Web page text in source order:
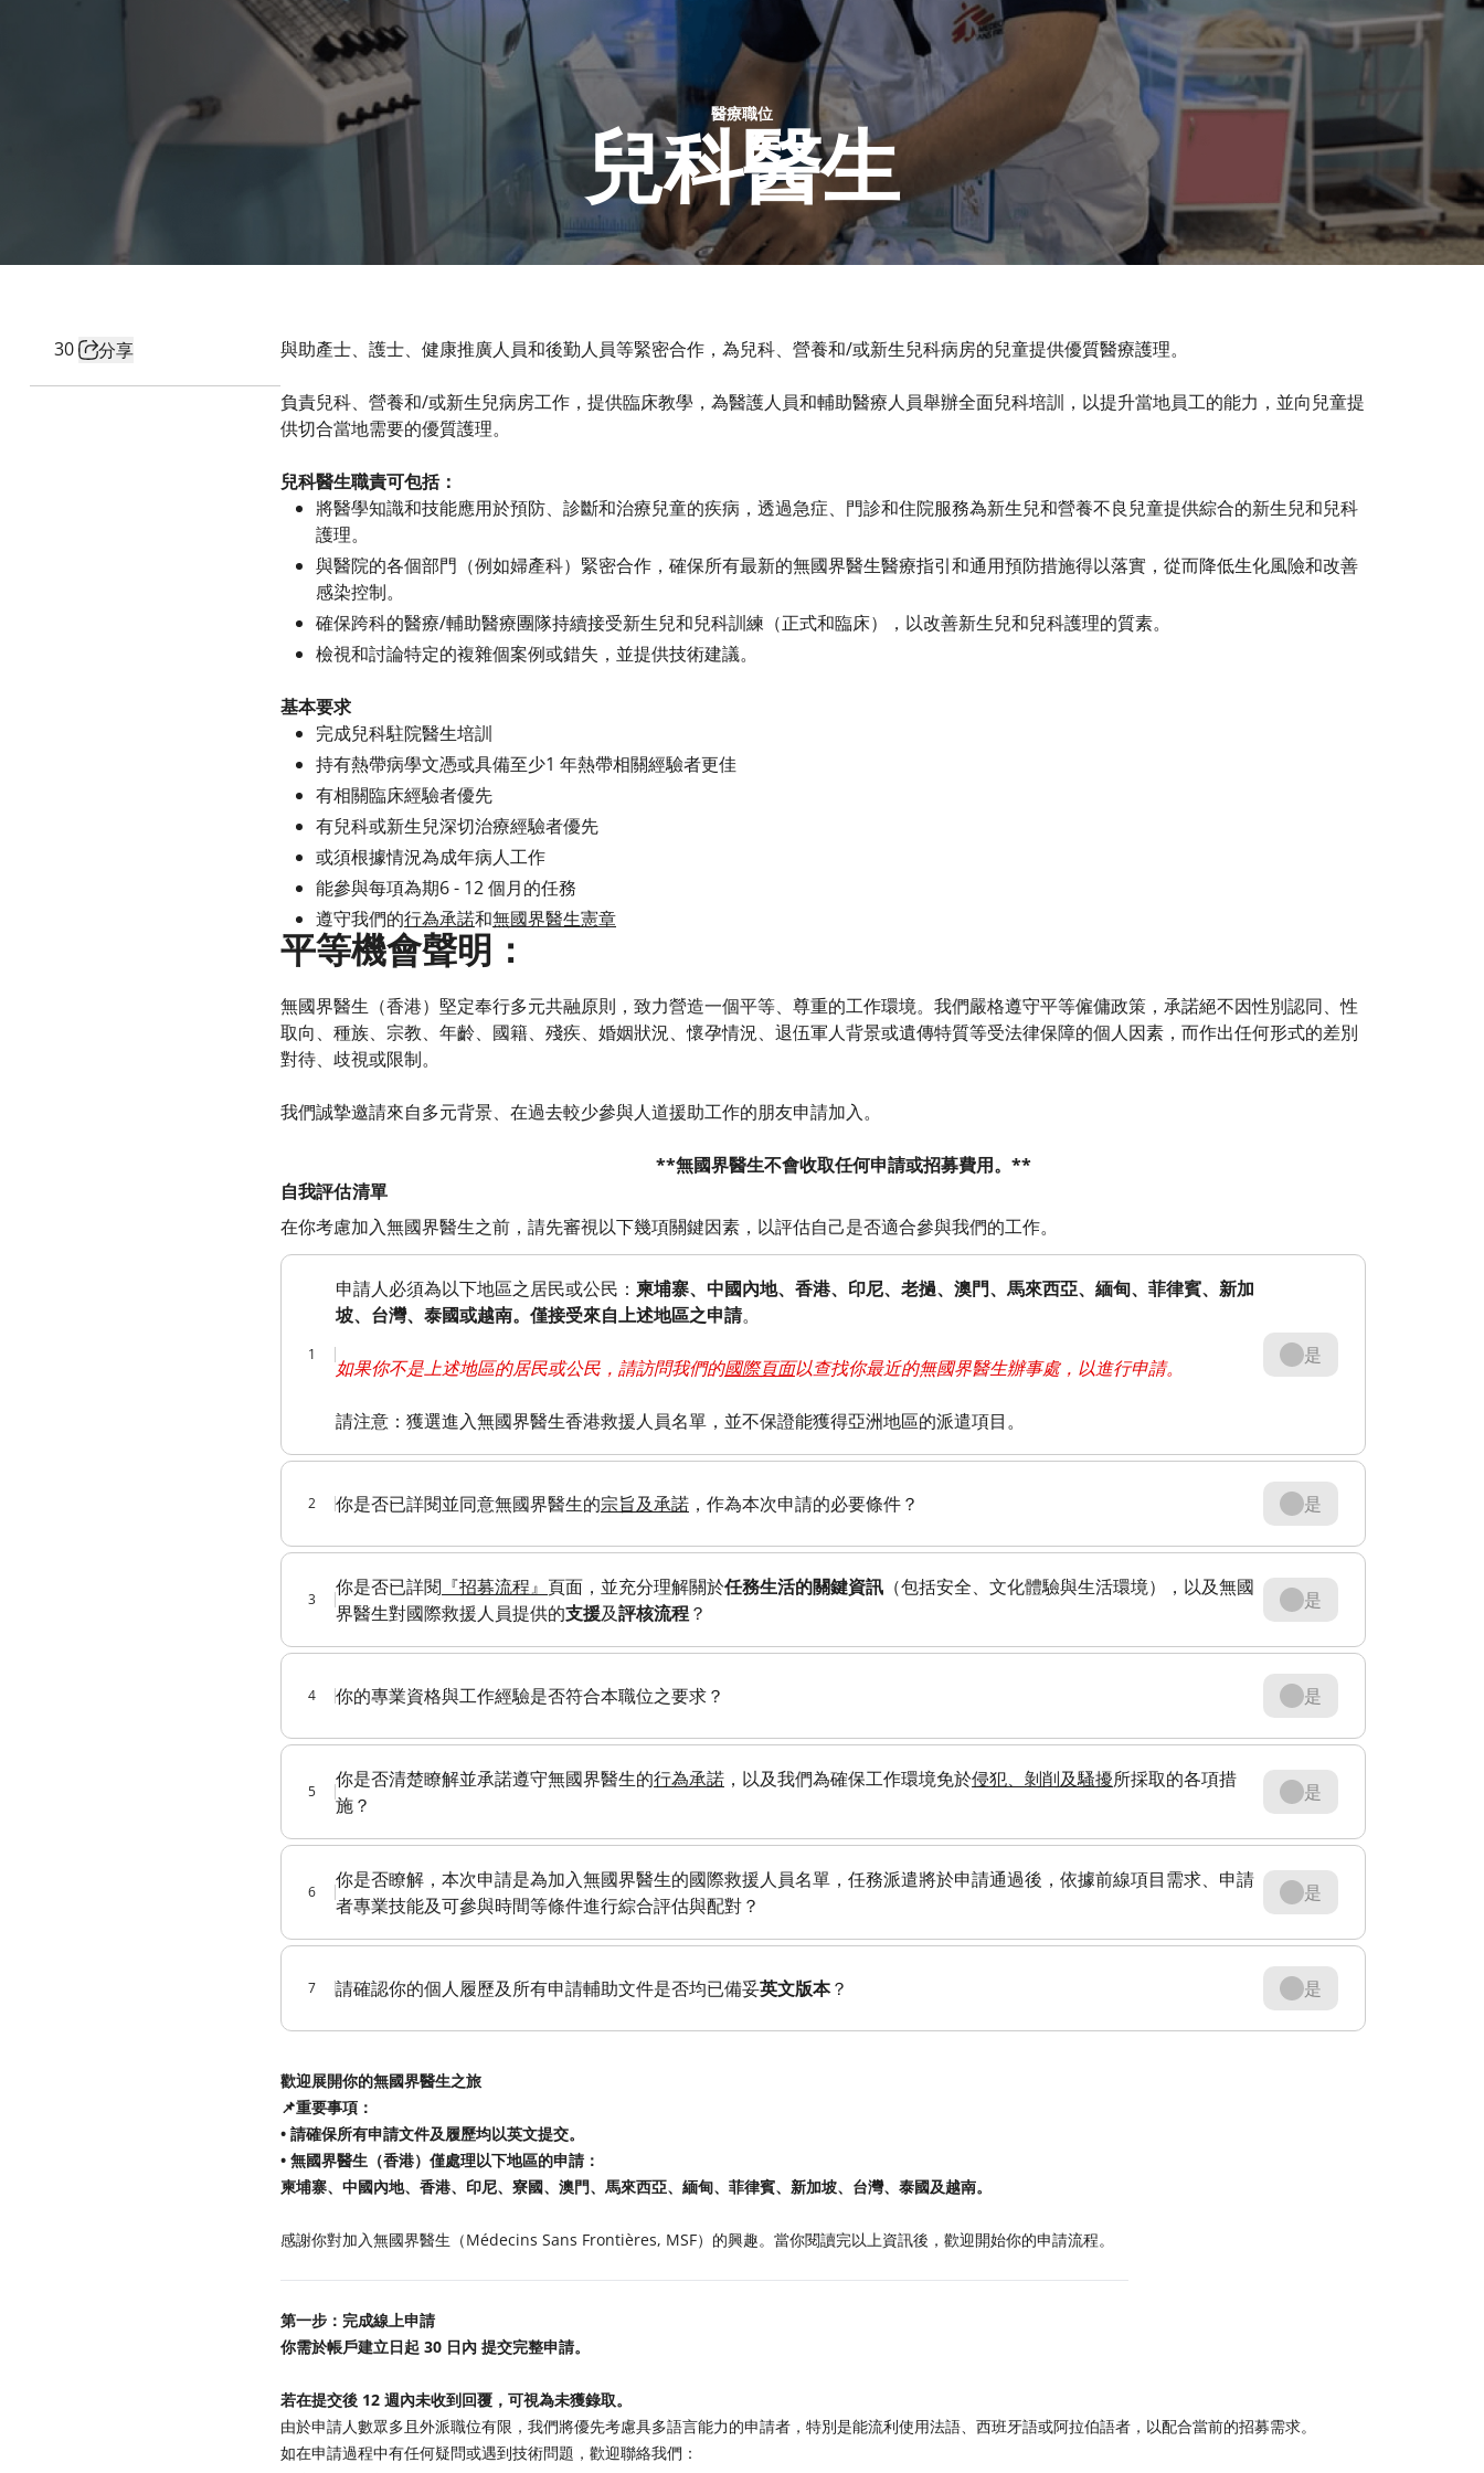
醫療職位​
兒科醫生
30 分享 與助產士、護士、健康推廣人員和後勤人員等緊密合作，為兒科、營養和/或新生兒科病房的兒童提供優質醫療護理。
負責兒科、營養和/或新生兒病房工作，提供臨床教學，為醫護人員和輔助醫療人員舉辦全面兒科培訓，以提升當地員工的能力，並向兒童提
供切合當地需要的優質護理。
兒科醫生職責可包括：
將醫學知識和技能應用於預防、診斷和治療兒童的疾病，透過急症、門診和住院服務為新生兒和營養不良兒童提供綜合的新生兒和兒科
護理。
與醫院的各個部門（例如婦產科）緊密合作，確保所有最新的無國界醫生醫療指引和通用預防措施得以落實，從而降低生化風險和改善
感染控制。
確保跨科的醫療/輔助醫療團隊持續接受新生兒和兒科訓練（正式和臨床），以改善新生兒和兒科護理的質素。
檢視和討論特定的複雜個案例或錯失，並提供技術建議。
基本要求
完成兒科駐院醫生培訓
持有熱帶病學文憑或具備至少1 年熱帶相關經驗者更佳
有相關臨床經驗者優先
有兒科或新生兒深切治療經驗者優先
或須根據情況為成年病人工作
能參與每項為期6 - 12 個月的任務
遵守我們的行為承諾和無國界醫生憲章
平等機會聲明：
無國界醫生（香港）堅定奉行多元共融原則，致力營造一個平等、尊重的工作環境。我們嚴格遵守平等僱傭政策，承諾絕不因性別認同、性
取向、種族、宗教、年齡、國籍、殘疾、婚姻狀況、懷孕情況、退伍軍人背景或遺傳特質等受法律保障的個人因素，而作出任何形式的差別
對待、歧視或限制。
我們誠摯邀請來自多元背景、在過去較少參與人道援助工作的朋友申請加入。
**無國界醫生不會收取任何申請或招募費用。**
自我評估清單
在你考慮加入無國界醫生之前，請先審視以下幾項關鍵因素，以評估自己是否適合參與我們的工作。
1
申請人必須為以下地區之居民或公民： 柬埔寨、中國內地、香港、印尼、老撾、澳門、馬來西亞、緬甸、菲律賓、新加
坡、台灣、泰國或越南。僅接受來自上述地區之申請。
如果你不是上述地區的居民或公民，請訪問我們的國際頁面以查找你最近的無國界醫生辦事處，以進行申請。
請注意：獲選進入無國界醫生香港救援人員名單，並不保證能獲得亞洲地區的派遣項目。
是
2 你是否已詳閱並同意無國界醫生的宗旨及承諾 ，作為本次申請的必要條件？ 是
3
你是否已詳閱 『招募流程』 頁面，並充分理解關於任務生活的關鍵資訊 （包括安全、文化體驗​與生活環境​），以及無國
界醫生對國際救援人員提供的支援及評核流程？
是
4 你的專業資格與工作經驗是否符合本職位之要求？ 是
5
你是否清楚瞭解並承諾遵守無國界醫生的行為承諾 ，以及我們為確保工作環境免於侵犯、剝削及騷擾所採取的各項措
施？
是
6
你是否瞭解，本次申請是為加入無國界醫生的國際救援人員名單，任務派遣將於申請通過後，依據前線項目需求、申請
者專業技能及可參與時間等條件進行綜合評估與配對？
是
7 請確認你的個人履歷及所有申請輔助文件是否均已備妥英文版本？ 是
歡迎展開你的無國界醫生之旅
📌重要事項：
• 請確保所有申請文件及履歷均以英文提交。
• 無國界醫生（香港）僅處理以下地區的申請：
柬埔寨、中國內地、香港、印尼、寮國、澳門、馬來西亞、緬甸、菲律賓、新加坡、台灣、泰國及越南。
感謝你對加入無國界醫生（Médecins Sans Frontières, MSF）的興趣。當你閱讀完以上資訊後，歡迎開始你的申請流程。
第一步：完成線上申請
你需於帳戶建立日起 30 日內 提交完整申請。
若在提交後 12 週內未收到回覆，可視為未獲錄取。
由於申請人數眾多且外派職位有限，我們將優先考慮具多語言能力的申請者，特別是能流利使用法語、西班牙語或阿拉伯語者，以配合當前的招募需求。
如在申請過程中有任何疑問或遇到技術問題，歡迎聯絡我們：